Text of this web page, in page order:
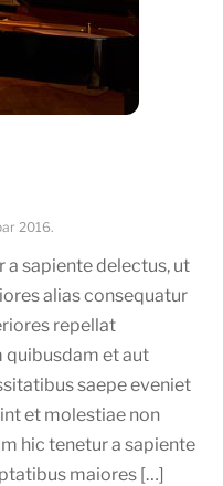
2016.
a sapiente delectus, ut
alias consequatur
repellat
quibusdam et aut
saepe eveniet
et molestiae non
hic tenetur a sapiente
maiores […]